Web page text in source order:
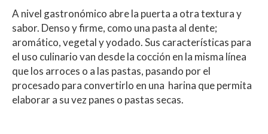
A nivel gastronómico abre la puerta a otra textura y
sabor. Denso y firme, como una pasta al dente;
aromático, vegetal y yodado. Sus características para
el uso culinario van desde la cocción en la misma línea
que los arroces o a las pastas, pasando por el
procesado para convertirlo en una harina que permita
elaborar a su vez panes o pastas secas.